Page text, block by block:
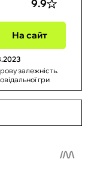
9.9
На сайт
залежність.
гри